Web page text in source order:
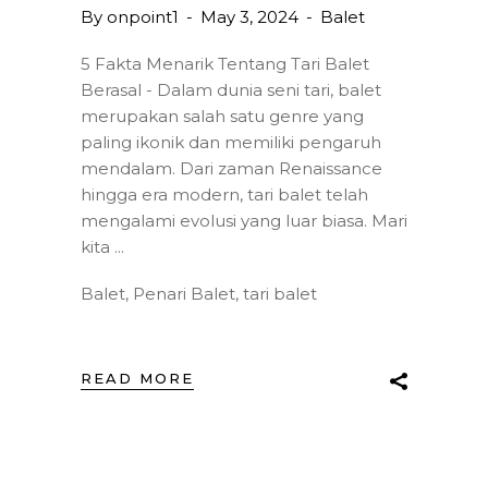
By onpoint1 May 3, 2024 Balet
5 Fakta Menarik Tentang Tari Balet
Berasal - Dalam dunia seni tari, balet
merupakan salah satu genre yang
paling ikonik dan memiliki pengaruh
mendalam. Dari zaman Renaissance
hingga era modern, tari balet telah
mengalami evolusi yang luar biasa. Mari
kita
Balet, Penari Balet, tari balet
READ MORE